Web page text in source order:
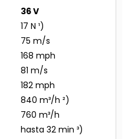
36 V
17 N ¹)
75 m/s
168 mph
81 m/s
182 mph
840 m³/h ²)
760 m³/h
hasta 32 min ³)